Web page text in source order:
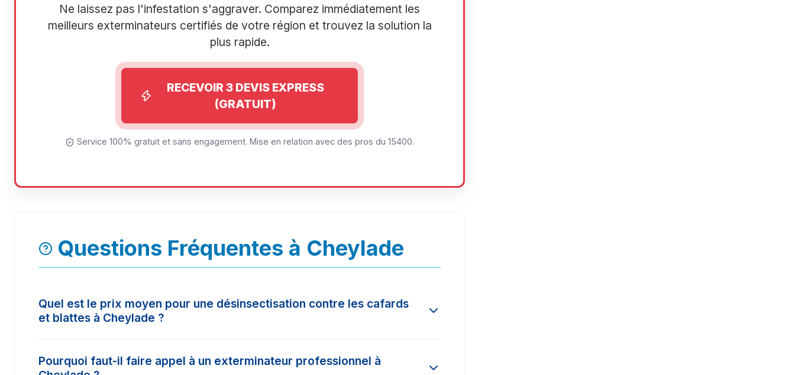
Ne laissez pas l'infestation s'aggraver. Comparez immédiatement les
meilleurs exterminateurs certifiés de votre région et trouvez la solution la
plus rapide.
RECEVOIR 3 DEVIS EXPRESS
(GRATUIT)
Service 100% gratuit et sans engagement. Mise en relation avec des pros du 15400.
Questions Fréquentes à Cheylade
Quel est le prix moyen pour une désinsectisation contre les cafards
et blattes à Cheylade ?
surface à traiter. En moyenne, les prix constatés dans la région varient entre 150€
Pourquoi faut-il faire appel à un exterminateur professionnel à